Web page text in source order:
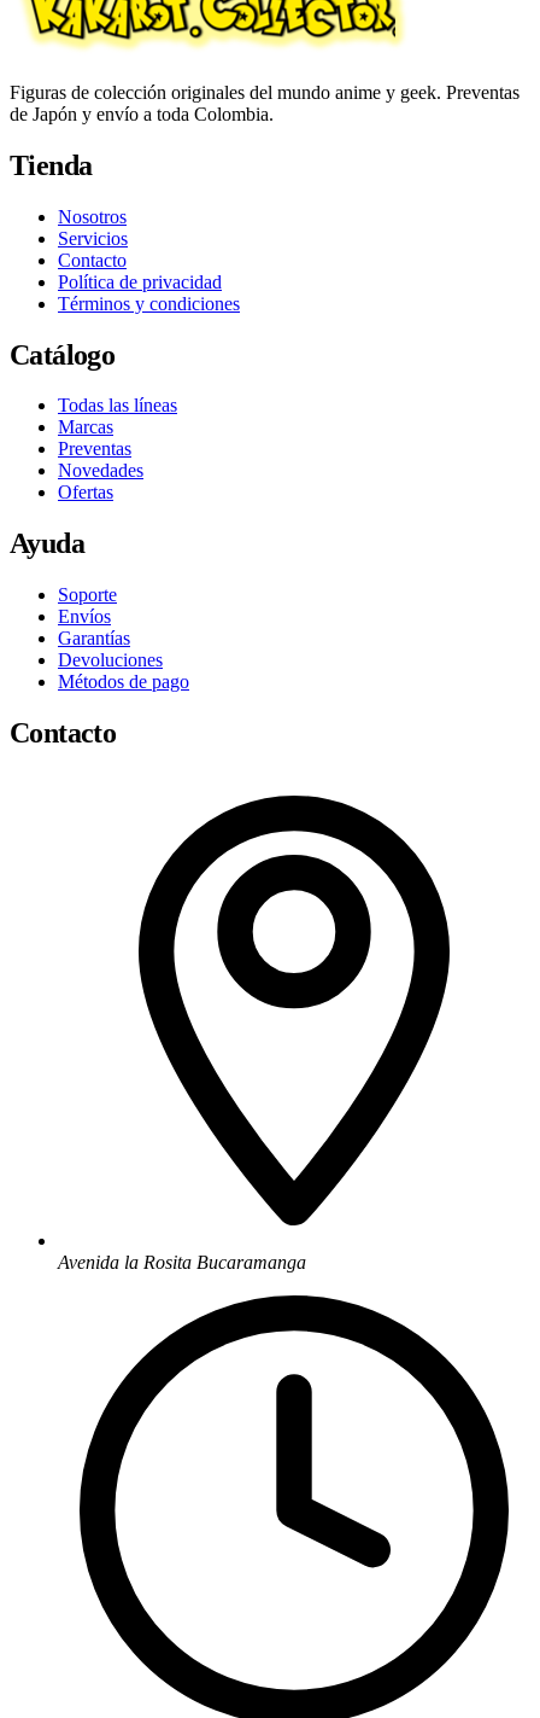
Figuras de colección originales del mundo anime y geek. Preventas
de Japón y envío a toda Colombia.
Tienda
Nosotros
Servicios
Contacto
Política de privacidad
Términos y condiciones
Catálogo
Todas las líneas
Marcas
Preventas
Novedades
Ofertas
Ayuda
Soporte
Envíos
Garantías
Devoluciones
Métodos de pago
Contacto
Avenida la Rosita Bucaramanga